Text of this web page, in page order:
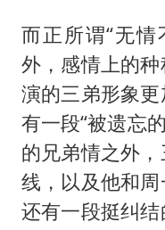
而正所谓“无情
外，感情上的
演的三弟形象
有一段“被遗忘
的兄弟情之外
线，以及他和
还有一段挺纠